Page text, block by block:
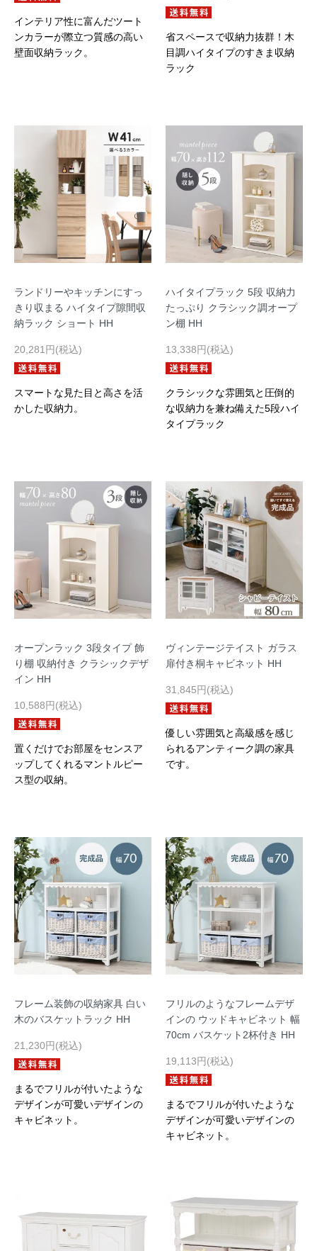
インテリア性に富んだツート
ンカラーが際立つ質感の高い
壁面収納ラック。
省スペースで収納力抜群！木
目調ハイタイプのすきま収納
ラック
ランドリーやキッチンにすっ
きり収まる ハイタイプ隙間収
納ラック ショート HH
20,281円(税込)
スマートな見た目と高さを活
かした収納力。
ハイタイプラック 5段 収納力
たっぷり クラシック調オープ
ン棚 HH
13,338円(税込)
クラシックな雰囲気と圧倒的
な収納力を兼ね備えた5段ハイ
タイプラック
オープンラック 3段タイプ 飾
り棚 収納付き クラシックデザ
イン HH
10,588円(税込)
置くだけでお部屋をセンスア
ップしてくれるマントルピー
ス型の収納。
ヴィンテージテイスト ガラス
扉付き桐キャビネット HH
31,845円(税込)
優しい雰囲気と高級感を感じ
られるアンティーク調の家具
です。
フレーム装飾の収納家具 白い
木のバスケットラック HH
21,230円(税込)
まるでフリルが付いたような
デザインが可愛いデザインの
キャビネット。
フリルのようなフレームデザ
インの ウッドキャビネット 幅
70cm バスケット2杯付き HH
19,113円(税込)
まるでフリルが付いたような
デザインが可愛いデザインの
キャビネット。